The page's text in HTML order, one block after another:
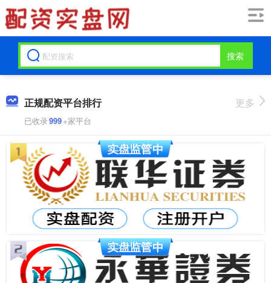
搜索
正规配资平台排行
已收录999+家平台
更多